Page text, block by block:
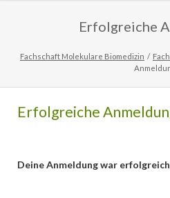
Erfolgreiche
Fachschaft Molekulare Biomedizin
Erfolgreiche
Deine Anmeldung war